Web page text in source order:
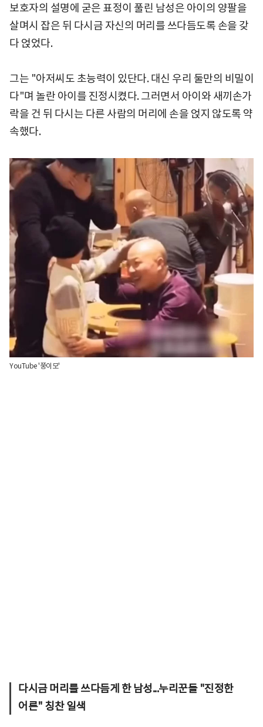
보호자의 설명에 굳은 표정이 풀린 남성은 아이의 양팔을
살며시 잡은 뒤 다시금 자신의 머리를 쓰다듬도록 손을 갖
다 얹었다.
그는 "아저씨도 초능력이 있단다. 대신 우리 둘만의 비밀이
다"며 놀란 아이를 진정시켰다. 그러면서 아이와 새끼손가
락을 건 뒤 다시는 다른 사람의 머리에 손을 얹지 않도록 약
속했다.
YouTube '쭝이모'
다시금 머리를 쓰다듬게 한 남성...누리꾼들 "진정한
어른" 칭찬 일색